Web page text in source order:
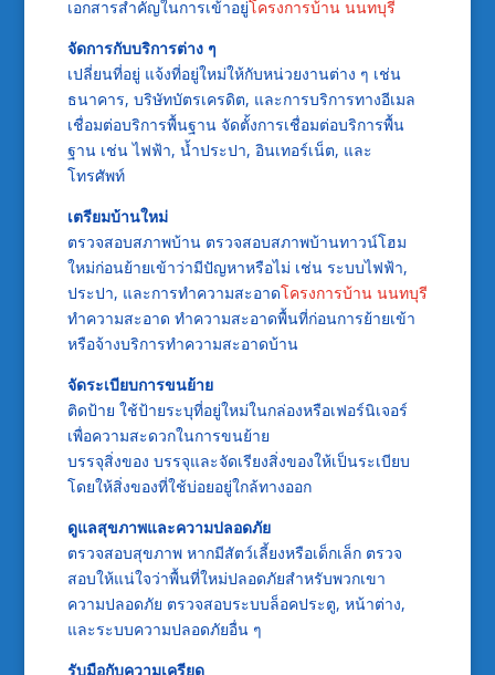
เอกสารสำคัญในการเข้าอยู่โครงการบ้าน นนทบุรี
จัดการกับบริการต่าง ๆ
เปลี่ยนที่อยู่ แจ้งที่อยู่ใหม่ให้กับหน่วยงานต่าง ๆ เช่น
ธนาคาร, บริษัทบัตรเครดิต, และการบริการทางอีเมล
เชื่อมต่อบริการพื้นฐาน จัดตั้งการเชื่อมต่อบริการพื้น
ฐาน เช่น ไฟฟ้า, น้ำประปา, อินเทอร์เน็ต, และ
โทรศัพท์
เตรียมบ้านใหม่
ตรวจสอบสภาพบ้าน ตรวจสอบสภาพบ้านทาวน์โฮม
ใหม่ก่อนย้ายเข้าว่ามีปัญหาหรือไม่ เช่น ระบบไฟฟ้า,
ประปา, และการทำความสะอาดโครงการบ้าน นนทบุรี
ทำความสะอาด ทำความสะอาดพื้นที่ก่อนการย้ายเข้า
หรือจ้างบริการทำความสะอาดบ้าน
จัดระเบียบการขนย้าย
ติดป้าย ใช้ป้ายระบุที่อยู่ใหม่ในกล่องหรือเฟอร์นิเจอร์
เพื่อความสะดวกในการขนย้าย
บรรจุสิ่งของ บรรจุและจัดเรียงสิ่งของให้เป็นระเบียบ
โดยให้สิ่งของที่ใช้บ่อยอยู่ใกล้ทางออก
ดูแลสุขภาพและความปลอดภัย
ตรวจสอบสุขภาพ หากมีสัตว์เลี้ยงหรือเด็กเล็ก ตรวจ
สอบให้แน่ใจว่าพื้นที่ใหม่ปลอดภัยสำหรับพวกเขา
ความปลอดภัย ตรวจสอบระบบล็อคประตู, หน้าต่าง,
และระบบความปลอดภัยอื่น ๆ
รับมือกับความเครียด